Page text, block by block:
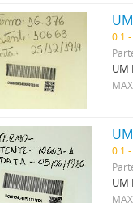
0.1
UM
0.1
UM